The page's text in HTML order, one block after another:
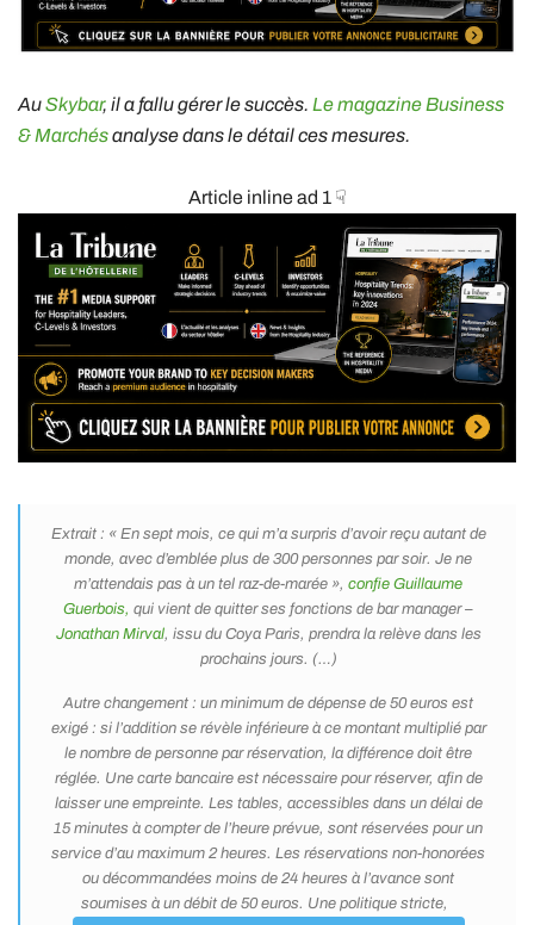
AuSkybar, il a fallu gérer le succès. Le magazine Business
& Marchésanalyse dans le détail ces mesures.
Article inline ad 1 ☟
Extrait : « En sept mois, ce qui m’a surpris d’avoir reçu autant de
monde, avec d’emblée plus de 300 personnes par soir. Je ne
m’attendais pas à un tel raz-de-marée », confie Guillaume
Guerbois, qui vient de quitter ses fonctions de bar manager –
Jonathan Mirval, issu du Coya Paris, prendra la relève dans les
prochains jours. (…)
Autre changement : un minimum de dépense de 50 euros est
exigé : si l’addition se révèle inférieure à ce montant multiplié par
le nombre de personne par réservation, la différence doit être
réglée. Une carte bancaire est nécessaire pour réserver, afin de
laisser une empreinte. Les tables, accessibles dans un délai de
15 minutes à compter de l’heure prévue, sont réservées pour un
service d’au maximum 2 heures. Les réservations non-honorées
ou décommandées moins de 24 heures à l’avance sont
soumises à un débit de 50 euros. Une politique stricte,